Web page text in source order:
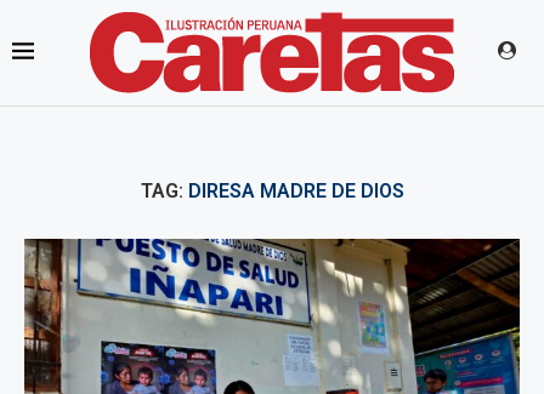
TAG: DIRESA MADRE DE DIOS